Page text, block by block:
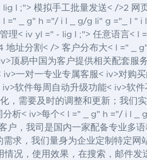
lig l ;"> 模拟手工批量发送< />2 网
=" _ g" h ="/ i l _ g/g li" g ="_ l " i
理< iv yl =" - lig l ;"> 任意语言< l
地址分割< /> 客户分布大< l =" _
顶易中国为客户提供相关配套服
一对一专业专属客服< iv>对购
软件每周自动升级功能< iv>软
，需要及时的调整和更新；我们
分析< iv>每个< l =" _ g" h ="/ i l _
户，我司是国内一家配备专业多
求，我们量身为企业定制特定网
况，使用效果，在搜索，邮件发